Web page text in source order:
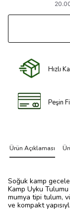
Hızlı
Peşin
Ürün Açıklaması
Soğuk kamp
Kamp Uyku
mumya tipi tulum,
ve kompakt